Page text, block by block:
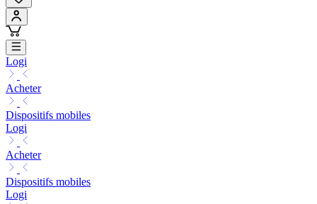
Logi
Acheter
Dispositifs mobiles
Logi
Acheter
Dispositifs mobiles
Logi